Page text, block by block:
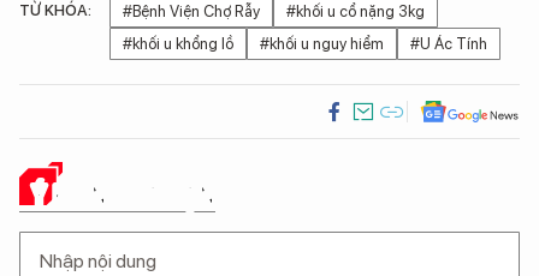
TỪ KHÓA: #Bệnh Viện Chợ Rẫy
#khối u cổ nặng 3kg
#khối u khổng lồ
#khối u nguy hiểm #U Ác Tính
Ý KIẾN CỦA BẠN